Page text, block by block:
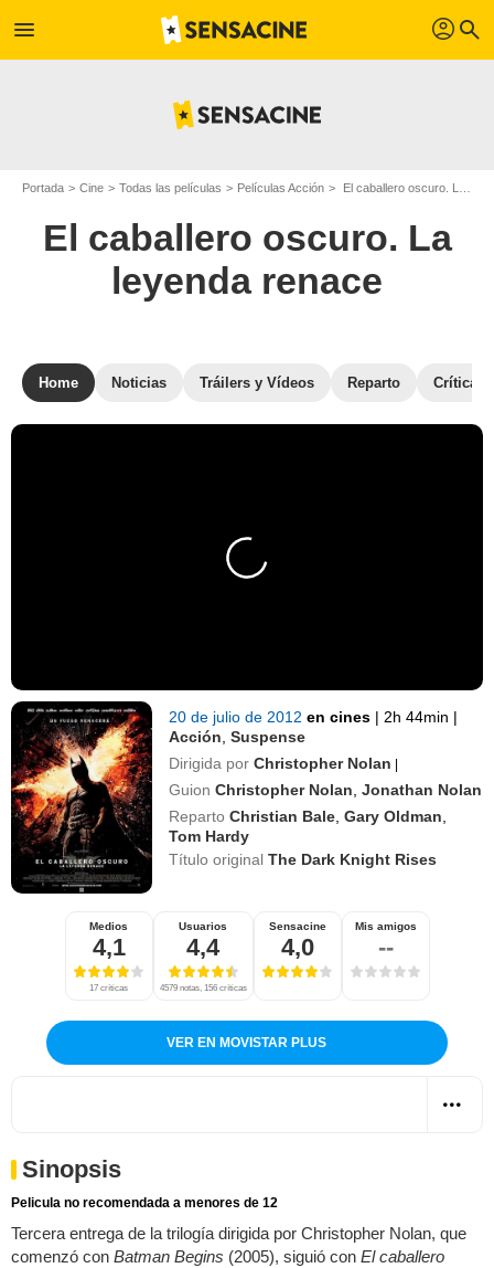
menu profil search
Portada Cine Todas las películas Películas Acción El caballero oscuro. La leyenda renace
El caballero oscuro. La
leyenda renace
Home Noticias Tráilers y Vídeos Reparto Críticas
20 de julio de 2012en cines | 2h 44min |
Acción ,Suspense
Dirigida por Christopher Nolan |
Guion Christopher Nolan ,Jonathan Nolan
Reparto Christian Bale ,Gary Oldman
Tom Hardy
Título originalThe Dark Knight Rises
Medios
4,1
17 críticas
Usuarios
4,4
4579 notas, 156 críticas
Sensacine
4,0
Mis amigos
--
VER EN MOVISTAR PLUS
Sinopsis
Pelicula no recomendada a menores de 12
Tercera entrega de la trilogía dirigida por Christopher Nolan, que
comenzó con Batman Begins (2005), siguió con El caballero